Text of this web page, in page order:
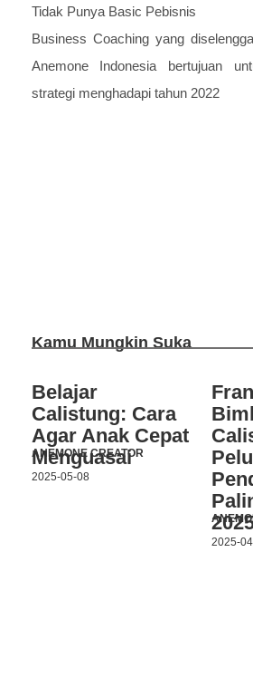
Tidak Punya Basic Pebisnis
Business Coaching yang
Anemone Indonesia bertujuan
strategi menghadapi tahun 2022
Kamu Mungkin Suka
Belajar
Calistung: Cara
Agar Anak Cepat
Menguasai
ANEMONE CREATOR
2025-05-08
2025-